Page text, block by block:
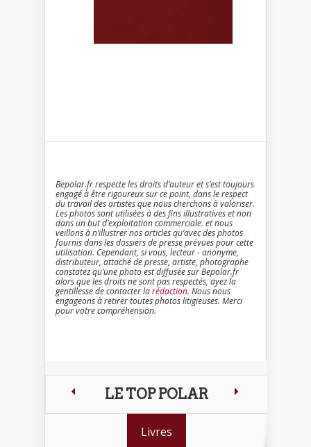
Bepolar.fr respecte les droits d’auteur et s’est toujours
engagé à être rigoureux sur ce point, dans le respect
du travail des artistes que nous cherchons à valoriser.
Les photos sont utilisées à des fins illustratives et non
dans un but d’exploitation commerciale. et nous
veillons à n’illustrer nos articles qu’avec des photos
fournis dans les dossiers de presse prévues pour cette
utilisation. Cependant, si vous, lecteur - anonyme,
distributeur, attaché de presse, artiste, photographe
constatez qu’une photo est diffusée sur Bepolar.fr
alors que les droits ne sont pas respectés, ayez la
gentillesse de contacter larédaction. Nous nous
engageons à retirer toutes photos litigieuses. Merci
pour votre compréhension.
LE TOP POLAR
Livres